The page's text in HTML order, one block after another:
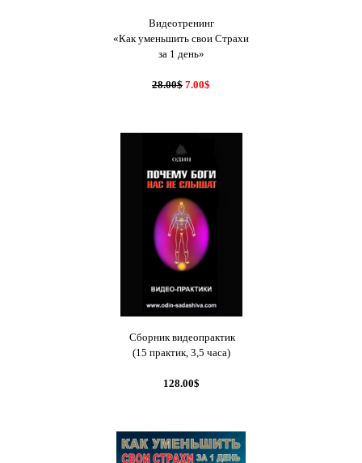
Видеотренинг
«Как уменьшить свои Страхи
за 1 день»
28.00$ 7.00$
Сборник видеопрактик
(15 практик, 3,5 часа)
128.00$